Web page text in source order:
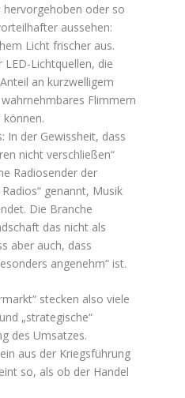
hervorgehoben oder so
aussehen:
Licht frischer aus.
Lichtquellen, die
an kurzwelligem
Flimmern
können.
In der Gewissheit, dass
nicht verschließen“
Radiosender der
genannt, Musik
Die Branche
das nicht als
aber auch, dass
angenehm“ ist.
stecken also viele
„strategische“
des Umsatzes.
aus der Kriegsführung
so, als ob der Handel